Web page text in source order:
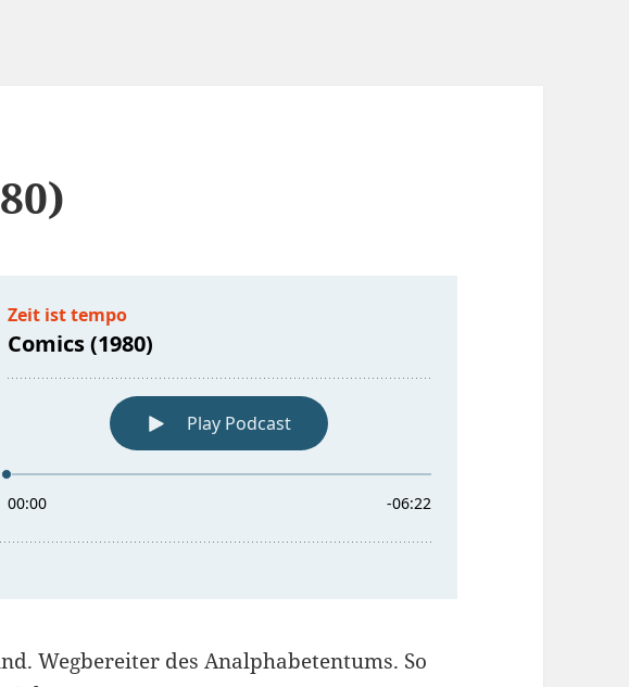
Wegbereiter des Analphabetentums. So